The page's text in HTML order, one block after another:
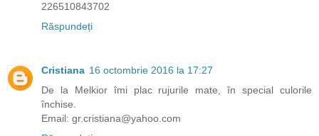
226510843702
Răspundeți
Cristiana 16 octombrie 2016 la 17:27
De la Melkior îmi plac rujurile mate, în special culorile
închise.
Email: gr.cristiana@yahoo.com